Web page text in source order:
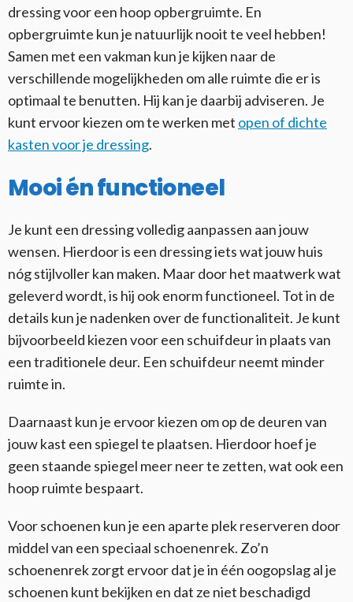
dressing voor een hoop opbergruimte. En
opbergruimte kun je natuurlijk nooit te veel hebben!
Samen met een vakman kun je kijken naar de
verschillende mogelijkheden om alle ruimte die er is
optimaal te benutten. Hij kan je daarbij adviseren. Je
kunt ervoor kiezen om te werken met open of dichte
kasten voor je dressing.
Mooi én functioneel
Je kunt een dressing volledig aanpassen aan jouw
wensen. Hierdoor is een dressing iets wat jouw huis
nóg stijlvoller kan maken. Maar door het maatwerk wat
geleverd wordt, is hij ook enorm functioneel. Tot in de
details kun je nadenken over de functionaliteit. Je kunt
bijvoorbeeld kiezen voor een schuifdeur in plaats van
een traditionele deur. Een schuifdeur neemt minder
ruimte in.
Daarnaast kun je ervoor kiezen om op de deuren van
jouw kast een spiegel te plaatsen. Hierdoor hoef je
geen staande spiegel meer neer te zetten, wat ook een
hoop ruimte bespaart.
Voor schoenen kun je een aparte plek reserveren door
middel van een speciaal schoenenrek. Zo’n
schoenenrek zorgt ervoor dat je in één oogopslag al je
schoenen kunt bekijken en dat ze niet beschadigd